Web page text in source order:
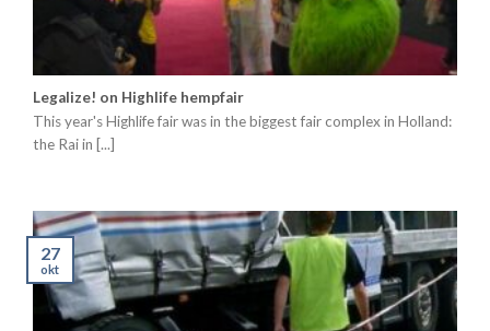
Legalize! on Highlife hempfair
This year's Highlife fair was in the biggest fair complex in Holland:
the Rai in [...]
27
okt